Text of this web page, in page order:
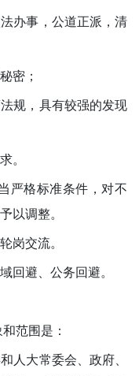
办事，公道正派，清
密；
规，具有较强的发现
。
格标准条件，对不
以调整。
岗交流。
避、公务回避。
范围是：
大常委会、政府、